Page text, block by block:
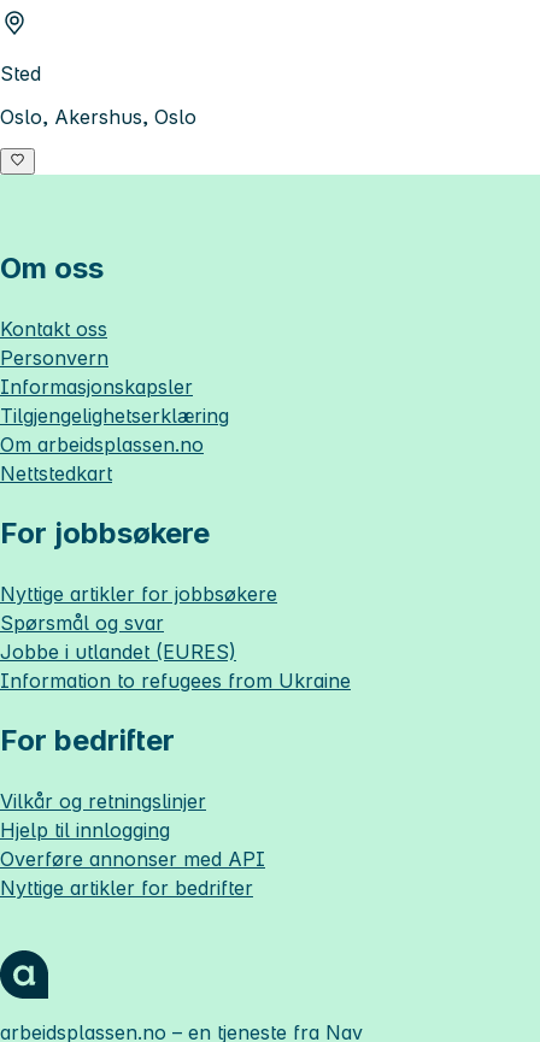
Sted
Oslo, Akershus, Oslo
Om oss
Kontakt oss
Personvern
Informasjonskapsler
Tilgjengelighetserklæring
Om arbeidsplassen.no
Nettstedkart
For jobbsøkere
Nyttige artikler for jobbsøkere
Spørsmål og svar
Jobbe i utlandet (EURES)
Information to refugees from Ukraine
For bedrifter
Vilkår og retningslinjer
Hjelp til innlogging
Overføre annonser med API
Nyttige artikler for bedrifter
arbeidsplassen.no – en tjeneste fra Nav